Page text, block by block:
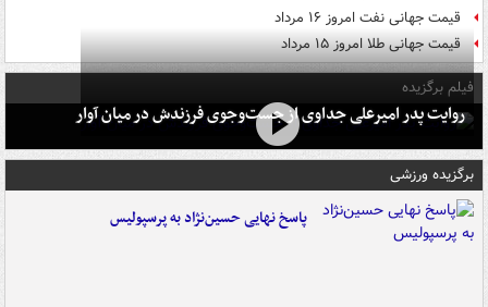
قیمت جهانی نفت امروز ۱۶ مرداد
قیمت جهانی طلا امروز ۱۵ مرداد
فیلم برگزیده
روایت پدر امیرعلی جداوی از جست‌وجوی فرزندش در میان آوار
برگزیده ورزشی
پاسخ نهایی حسین‌نژاد به پرسپولیس